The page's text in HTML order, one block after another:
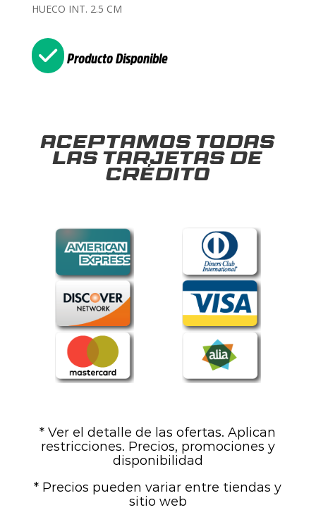
HUECO INT. 2.5 CM
Producto Disponible
Aceptamos todas
las tarjetas de
crédito
* Ver el detalle de las ofertas. Aplican
restricciones. Precios, promociones y
disponibilidad
* Precios pueden variar entre tiendas y
sitio web